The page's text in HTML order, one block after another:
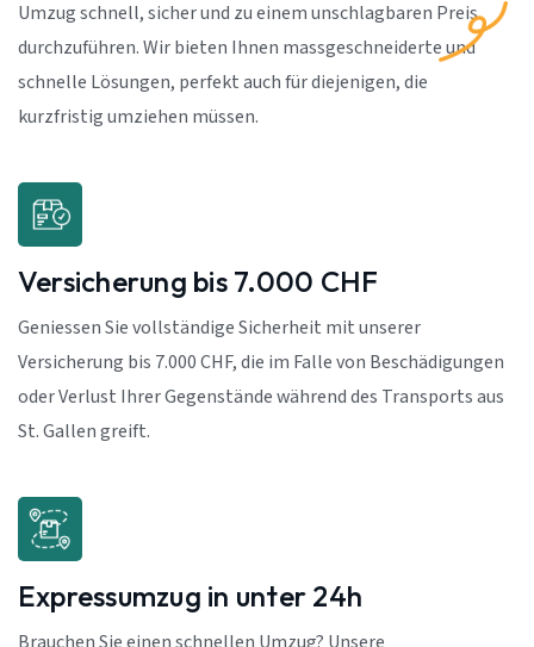
Umzug schnell, sicher und zu einem unschlagbaren Preis
durchzuführen. Wir bieten Ihnen massgeschneiderte und
schnelle Lösungen, perfekt auch für diejenigen, die
kurzfristig umziehen müssen.
Versicherung bis 7.000 CHF
Geniessen Sie vollständige Sicherheit mit unserer
Versicherung bis 7.000 CHF, die im Falle von Beschädigungen
oder Verlust Ihrer Gegenstände während des Transports aus
St. Gallen greift.
Expressumzug in unter 24h